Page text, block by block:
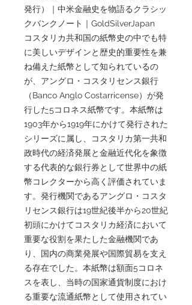
発行）｜中米金融史を物語るクラシッ
クバンクノート｜GoldSilverJapan
コスタリカ共和国の紙幣史の中でも特
に美しいデザインと歴史的重要性を兼
ね備えた紙幣として知られているの
が、アングロ・コスタリセンス銀行
（Banco Anglo Costarricense）が発
行した5コロネス紙幣です。本紙幣は
1903年から1919年にかけて発行された
シリーズに属し、コスタリカ第一共和
政時代の経済発展と金融近代化を象徴
する代表的な銀行券として世界中の紙
幣コレクターから高く評価されていま
す。発行機関であるアングロ・コスタ
リセンス銀行は19世紀後半から20世紀
初頭にかけてコスタリカ経済において
重要な役割を果たした金融機関であ
り、国内の商業発展や国際貿易を支え
る存在でした。本紙幣は額面5コロネ
スを表し、当時の国家通貨制度におけ
る重要な流通紙幣として使用されてい